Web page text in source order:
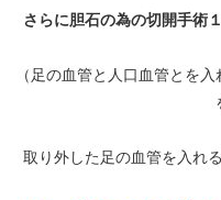
さらに胆石の為の切開手術
（足の血管と人口血管とを
取り外した足の血管を入れ